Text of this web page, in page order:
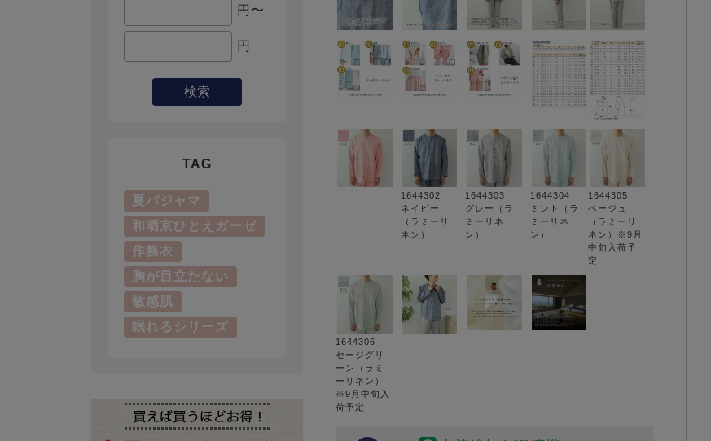
円〜
円
検索
TAG
夏パジャマ
和晒京ひとえガーゼ
作務衣
胸が目立たない
敏感肌
眠れるシリーズ
1644302
ネイビー
（ラミーリ
ネン）
1644303
グレー（ラ
ミーリネ
ン）
1644304
ミント（ラ
ミーリネ
ン）
1644305
ベージュ
（ラミーリ
ネン）※9月
中旬入荷予
定
1644306
セージグリ
ーン（ラミ
ーリネン）
※9月中旬入
荷予定